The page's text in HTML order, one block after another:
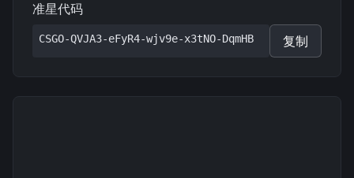
准星代码
CSGO-QVJA3-eFyR4-wjv9e-x3tNO-DqmHB 复制